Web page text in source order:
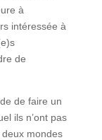
à
intéressée à
de
de faire un
ils n’ont pas
mondes